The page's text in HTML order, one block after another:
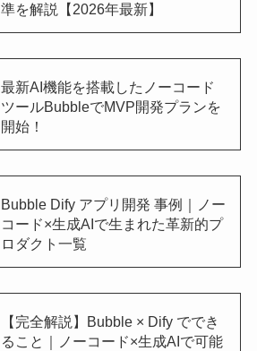
準を解説【2026年最新】
最新AI機能を搭載したノーコード
ツールBubbleでMVP開発プランを
開始！
Bubble Dify アプリ開発 事例｜ノー
コード×生成AIで生まれた革新的プ
ロダクト一覧
【完全解説】Bubble × Dify ででき
ること｜ノーコード×生成AIで可能